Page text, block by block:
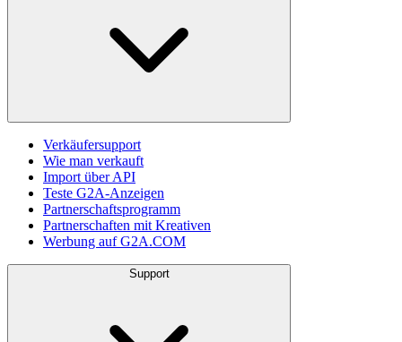
Verkäufersupport
Wie man verkauft
Import über API
Teste G2A-Anzeigen
Partnerschaftsprogramm
Partnerschaften mit Kreativen
Werbung auf G2A.COM
Support